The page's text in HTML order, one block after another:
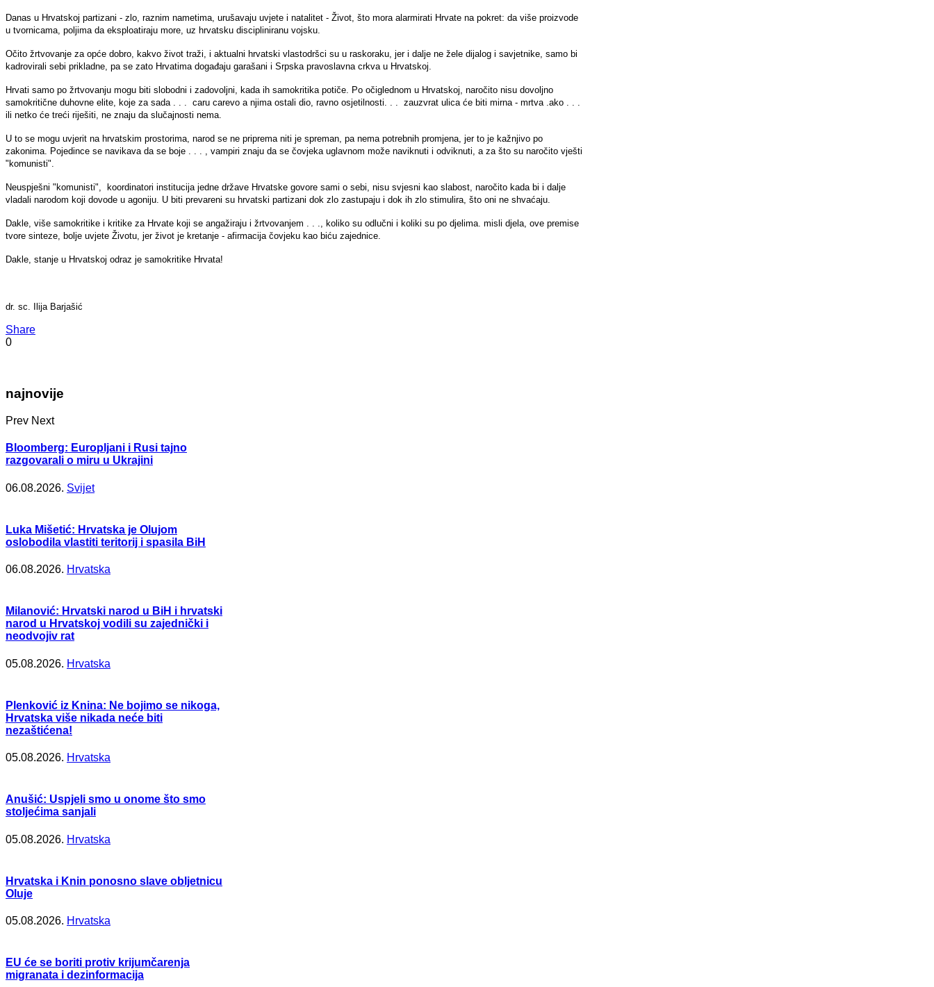
Danas u Hrvatskoj partizani - zlo, raznim nametima, urušavaju uvjete i natalitet - Život, što mora alarmirati Hrvate na pokret: da više proizvode
u tvornicama, poljima da eksploatiraju more, uz hrvatsku discipliniranu vojsku.
Očito žrtvovanje za opće dobro, kakvo život traži, i aktualni hrvatski vlastodršci su u raskoraku, jer i dalje ne žele dijalog i savjetnike, samo bi
kadrovirali sebi prikladne, pa se zato Hrvatima događaju garašani i Srpska pravoslavna crkva u Hrvatskoj.
Hrvati samo po žrtvovanju mogu biti slobodni i zadovoljni, kada ih samokritika potiče. Po očiglednom u Hrvatskoj, naročito nisu dovoljno
samokritične duhovne elite, koje za sada . . . caru carevo a njima ostali dio, ravno osjetilnosti. . . zauzvrat ulica će biti mirna - mrtva .ako . . .
ili netko će treći riješiti, ne znaju da slučajnosti nema.
U to se mogu uvjerit na hrvatskim prostorima, narod se ne priprema niti je spreman, pa nema potrebnih promjena, jer to je kažnjivo po
zakonima. Pojedince se navikava da se boje . . . , vampiri znaju da se čovjeka uglavnom može naviknuti i odviknuti, a za što su naročito vješti
"komunisti".
Neuspješni "komunisti", koordinatori institucija jedne države Hrvatske govore sami o sebi, nisu svjesni kao slabost, naročito kada bi i dalje
vladali narodom koji dovode u agoniju. U biti prevareni su hrvatski partizani dok zlo zastupaju i dok ih zlo stimulira, što oni ne shvaćaju.
Dakle, više samokritike i kritike za Hrvate koji se angažiraju i žrtvovanjem . . ., koliko su odlučni i koliki su po djelima. misli djela, ove premise
tvore sinteze, bolje uvjete Životu, jer život je kretanje - afirmacija čovjeku kao biću zajednice.
Dakle, stanje u Hrvatskoj odraz je samokritike Hrvata!
dr. sc. Ilija Barjašić
Share
0
najnovije
Prev Next
Bloomberg: Europljani i Rusi tajno
razgovarali o miru u Ukrajini
06.08.2026. Svijet
Luka Mišetić: Hrvatska je Olujom
oslobodila vlastiti teritorij i spasila BiH
06.08.2026. Hrvatska
Milanović: Hrvatski narod u BiH i hrvatski
narod u Hrvatskoj vodili su zajednički i
neodvojiv rat
05.08.2026. Hrvatska
Plenković iz Knina: Ne bojimo se nikoga,
Hrvatska više nikada neće biti
nezaštićena!
05.08.2026. Hrvatska
Anušić: Uspjeli smo u onome što smo
stoljećima sanjali
05.08.2026. Hrvatska
Hrvatska i Knin ponosno slave obljetnicu
Oluje
05.08.2026. Hrvatska
EU će se boriti protiv krijumčarenja
migranata i dezinformacija